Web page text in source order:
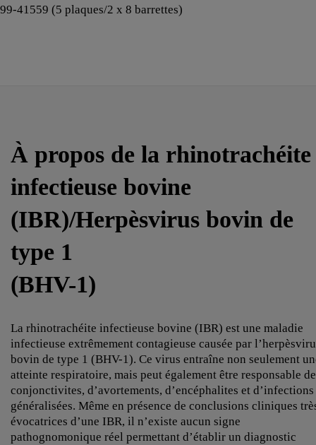
99-41559 (5 plaques/2 x 8 barrettes)
À propos de la rhinotrachéite
infectieuse bovine
(IBR)/Herpèsvirus bovin de
type 1
(BHV-1)
La rhinotrachéite infectieuse bovine (IBR) est une maladie
infectieuse extrêmement contagieuse causée par
bovin de type 1 (BHV-1). Ce virus entraîne non seulement
atteinte respiratoire, mais peut également être responsable de
conjonctivites, d’avortements, d’encéphalites et d’infections
généralisées. Même en présence de conclusions cliniques
évocatrices d’une IBR, il n’existe aucun signe
pathognomonique réel permettant d’établir un diagnostic